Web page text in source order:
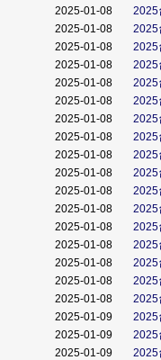
2025-01-08
2025
2025-01-08
2025
2025-01-08
2025
2025-01-08
2025
2025-01-08
2025
2025-01-08
2025
2025-01-08
2025
2025-01-08
2025
2025-01-08
2025
2025-01-08
2025
2025-01-08
2025
2025-01-08
2025
2025-01-08
2025
2025-01-08
2025
2025-01-08
2025
2025-01-08
2025
2025-01-08
2025
2025-01-09
2025
2025-01-09
2025
2025-01-09
2025